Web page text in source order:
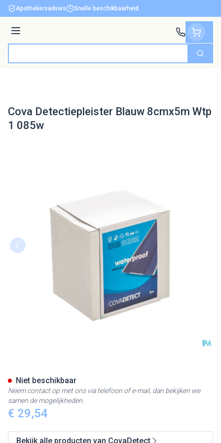
Ga naar de inhoud
Apothekersadvies Snelle beschikbaarheid
Menu
Zoek
Cova Detectiepleister Blauw 8cmx5m Wtp
1 085w
€ 29,54
Niet beschikbaar
Neem contact op met ons via telefoon of e-mail, dan bekijken we
samen de mogelijkheden.
Bekijk alle producten van CovaDetect